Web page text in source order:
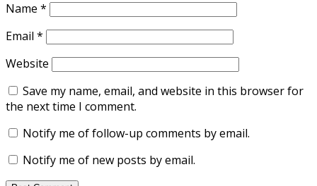
Name *
Email *
Website
Save my name, email, and website in this browser for
the next time I comment.
Notify me of follow-up comments by email.
Notify me of new posts by email.